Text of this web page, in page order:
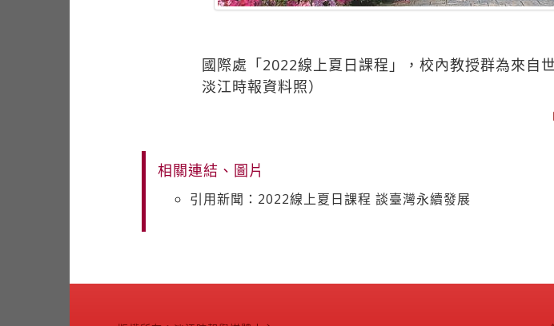
國際處「2022線上夏日課程」，校內教授群為來自
淡江時報資料照）
相關連結、圖片
引用新聞：2022線上夏日課程 談臺灣永續發展